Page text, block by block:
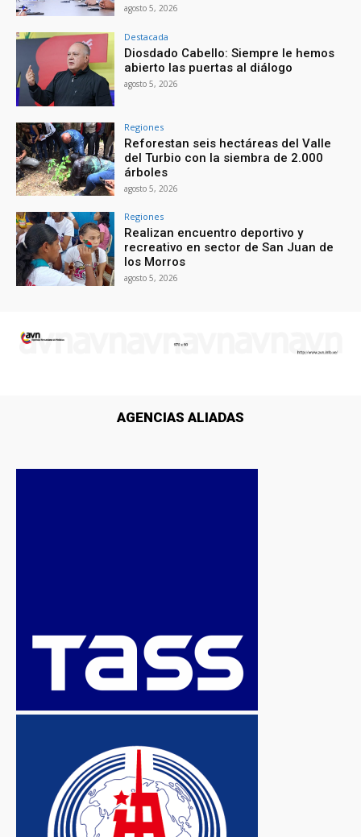
agosto 5, 2026
Destacada
Diosdado Cabello: Siempre le hemos
abierto las puertas al diálogo
agosto 5, 2026
Regiones
Reforestan seis hectáreas del Valle
del Turbio con la siembra de 2.000
árboles
agosto 5, 2026
Regiones
Realizan encuentro deportivo y
recreativo en sector de San Juan de
los Morros
agosto 5, 2026
AGENCIAS ALIADAS